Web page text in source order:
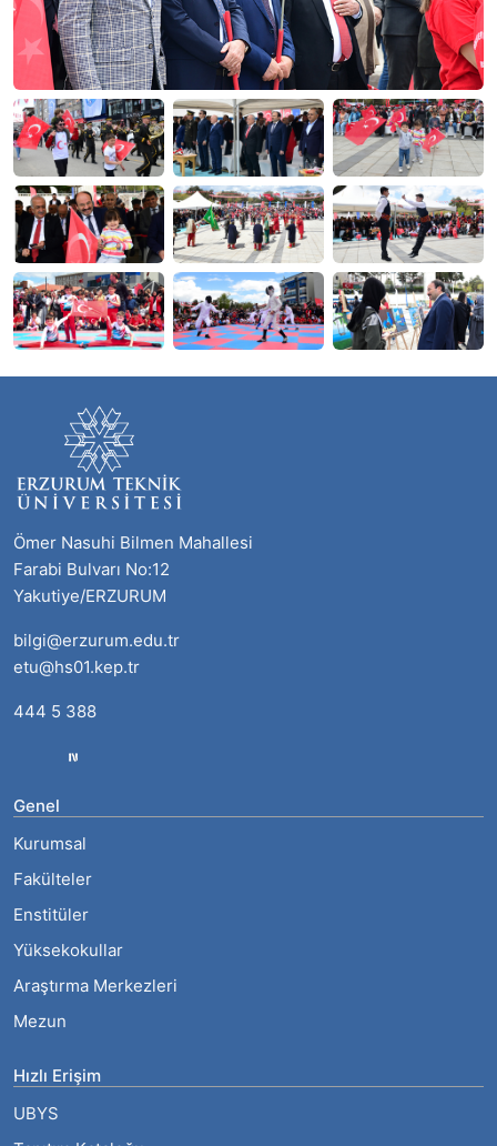
Ömer Nasuhi Bilmen Mahallesi
Farabi Bulvarı No:12
Yakutiye/ERZURUM
bilgi@erzurum.edu.tr
etu@hs01.kep.tr
444 5 388
Genel
Kurumsal
Fakülteler
Enstitüler
Yüksekokullar
Araştırma Merkezleri
Mezun
Hızlı Erişim
UBYS